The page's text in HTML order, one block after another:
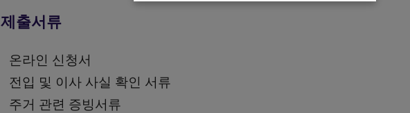
제출서류
온라인 신청서
전입 및 이사 사실 확인 서류
주거 관련 증빙서류